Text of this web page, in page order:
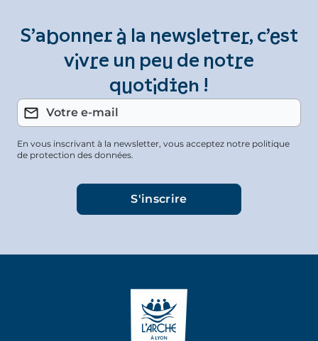
S’abonner à la newsletter, c’est
vivre un peu de notre
quotidien !
En vous inscrivant à la newsletter, vous acceptez notre politique
de protection des données.